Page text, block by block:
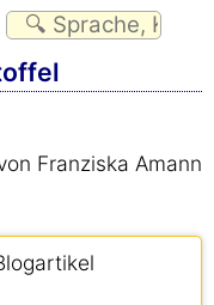
Franziska Amann